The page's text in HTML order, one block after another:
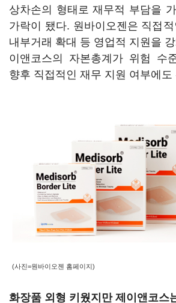
상차손의 형태로 재무적 부담을
가락이 됐다. 원바이오젠은 직접
내부거래 확대 등 영업적 지원을
이앤코스의 자본총계가 위험 수
향후 직접적인 재무 지원 여부에도
(사진=원바이오젠 홈페이지)
화장품 외형 키웠지만 제이앤코스